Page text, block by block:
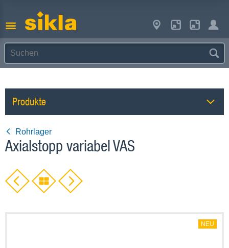
Produkte
Rohrlager
Axialstopp variabel VAS
NEU